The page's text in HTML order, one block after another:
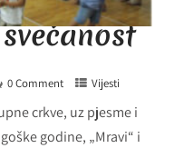
0 Comment Vijesti
crkve, uz pjesme i
godine, „Mravi“ i